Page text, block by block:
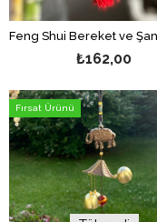
₺162,00
Fırsat Ürünü